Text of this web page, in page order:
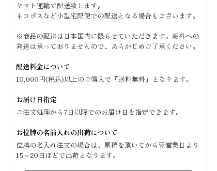
ヤマト運輸で配送致します。
ネコポスなど小型宅配便での配送となる場合もございます。
※商品の配送は日本国内に限らせていただきます。海外への
発送は承っておりませんので、あらかじめご了承ください。
配送料金について
10,000円(税込)以上のご購入で『送料無料』となります。
お届け日指定
ご注文処理から7日以降でのお届け日を指定できます。
お位牌の名前入れの出荷について
位牌の名入れ注文の場合は、原稿を頂いてから翌営業日より
15～20日ほどで出荷となります。